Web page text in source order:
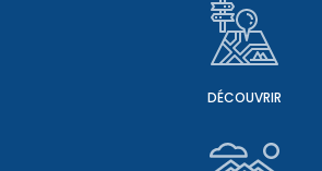
DÉCOUVRIR